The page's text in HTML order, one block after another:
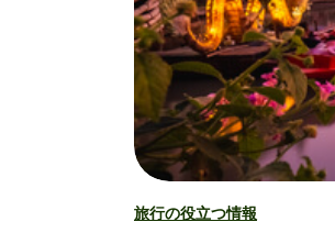
旅行の役立つ情報